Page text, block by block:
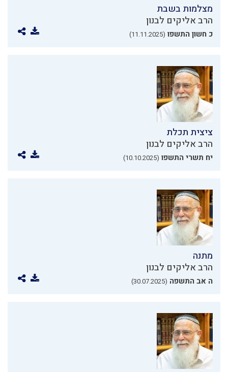
מצלמות בשבת
הרב אליקים לבנון
כ חשון התשפו (11.11.2025)
ציצית תכלת
הרב אליקים לבנון
יח תשרי התשפו (10.10.2025)
מתנה
הרב אליקים לבנון
ה אב התשפה (30.07.2025)